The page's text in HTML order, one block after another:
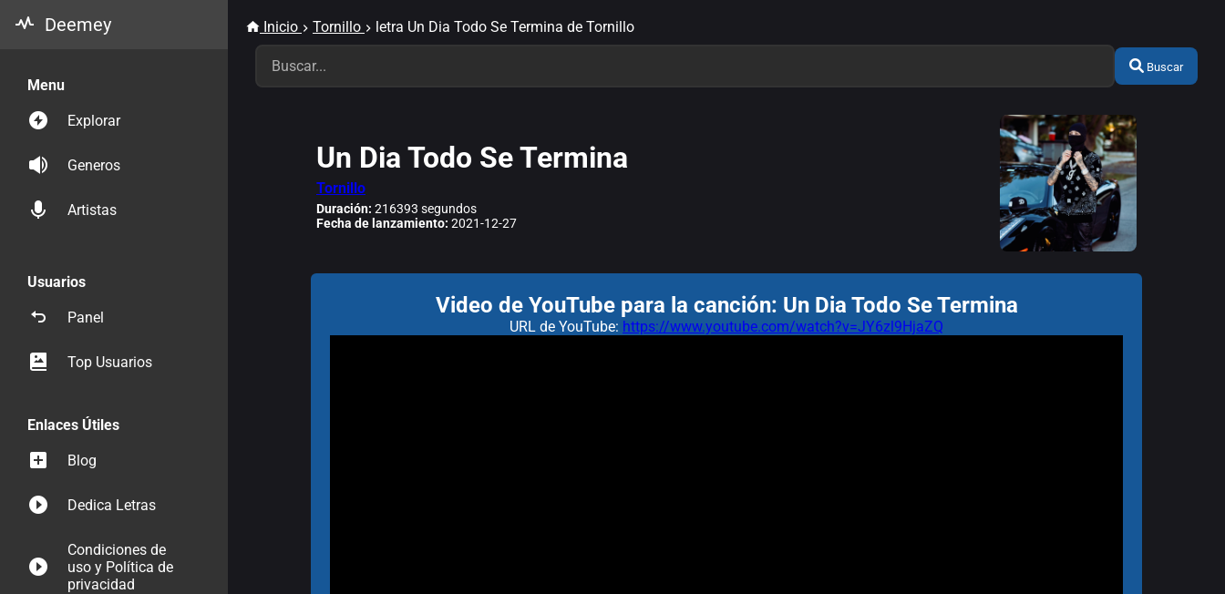
Deemey
Menu
Explorar
Generos
Artistas
Usuarios
Panel
Top Usuarios
Enlaces Útiles
Blog
Dedica Letras
Condiciones de
uso y Política de
privacidad
Inicio Tornillo letra Un Dia Todo Se Termina de Tornillo
Buscar
Un Dia Todo Se Termina
Tornillo
Duración: 216393 segundos
Fecha de lanzamiento: 2021-12-27
Video de YouTube para la canción: Un Dia Todo Se Termina
URL de YouTube: https://www.youtube.com/watch?v=JY6zl9HjaZQ